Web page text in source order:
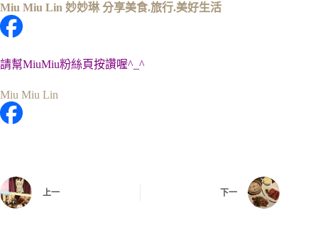
Miu Miu Lin 妙妙琳 分享美食.旅行.美好生活
請幫MiuMiu粉絲頁按讚喔^_^
Miu Miu Lin
上一 下一